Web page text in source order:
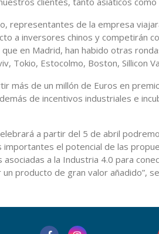
representantes de la empresa
a inversores chinos y competirán
en Madrid, han habido otras
Tokio, Estocolmo, Boston, Sillicon
más de un millón de Euros en
de incentivos industriales e
a partir del 5 de abril
importantes el potencial de las
asociadas a la Industria 4.0 para
producto de gran valor añadido”,